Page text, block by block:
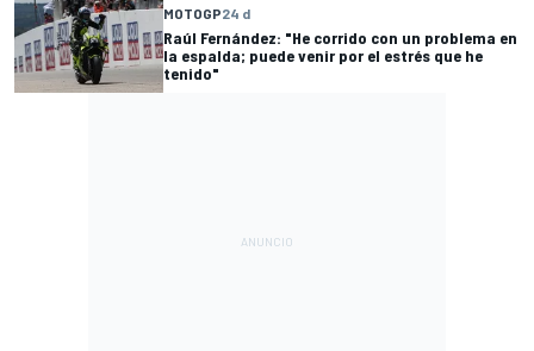
MOTOGP24 d
Raúl Fernández: "He corrido con un problema en
la espalda; puede venir por el estrés que he
tenido"